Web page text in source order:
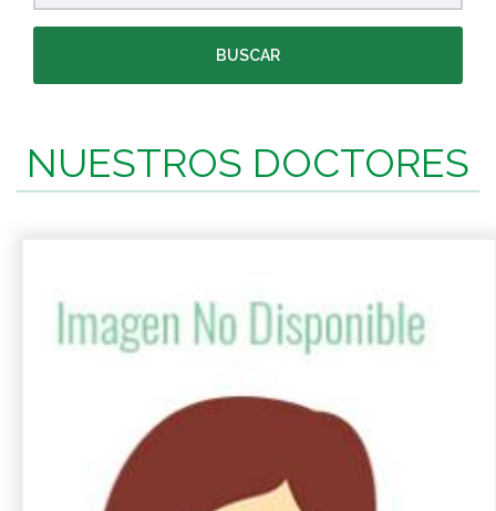
BUSCAR
NUESTROS DOCTORES